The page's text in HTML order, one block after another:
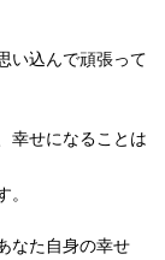
い込んで頑張って
幸せになることは
。
なた自身の幸せ